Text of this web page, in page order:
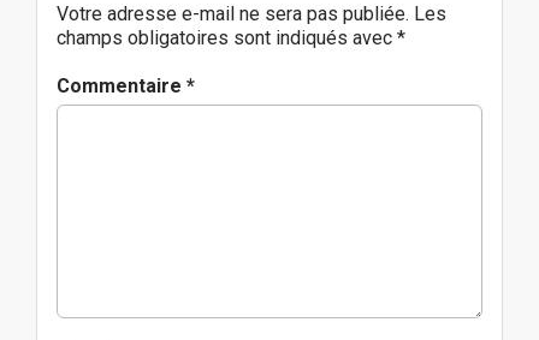
Votre adresse e-mail ne sera pas publiée. Les
champs obligatoires sont indiqués avec *
Commentaire *